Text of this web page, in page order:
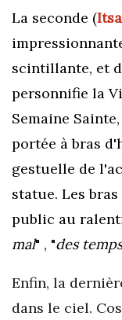
La seconde (
scintillante, et
personnifie la
Semaine
portée à bras
gestuelle de
statue. Les
public au
mal" , "des
Enfin, la
dans le ciel.